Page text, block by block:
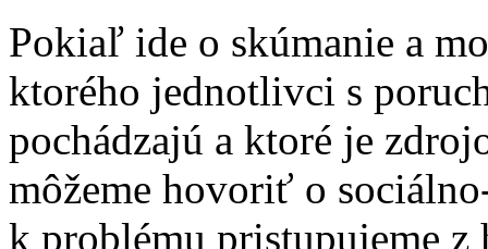
Pokiaľ ide o skúmanie a
ktorého jednotlivci s
pochádzajú a ktoré je
môžeme hovoriť o
k problému pristupujeme